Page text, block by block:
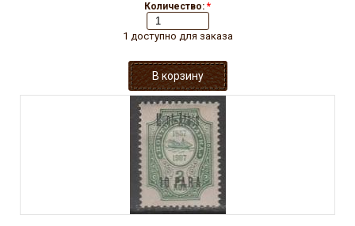
Количество: *
1 доступно для заказа